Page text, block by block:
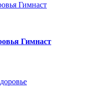
Гимнаст